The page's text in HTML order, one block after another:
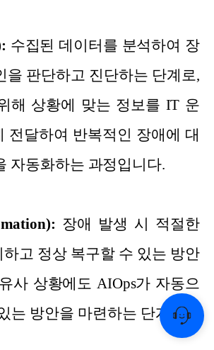
수집된 데이터를 분석하여 장
을 판단하고 진단하는 단계로,
해 상황에 맞는 정보를 IT 운
전달하여 반복적인 장애에 대
자동화하는 과정입니다.
장애 발생 시 적절한
고 정상 복구할 수 있는 방안
사 상황에도 AIOps가 자동으
는 방안을 마련하는 단계입니